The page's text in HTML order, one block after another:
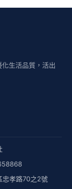
生活品質，活出
忠孝路70之2號